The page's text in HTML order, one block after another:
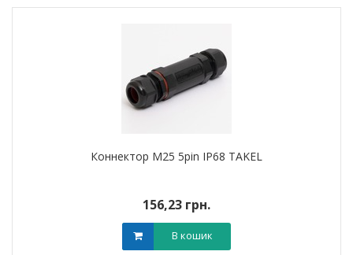
Коннектор M25 5pin IP68 TAKEL
156,23 грн.
В кошик